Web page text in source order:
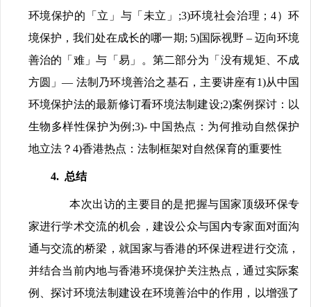
环境保护的「立」与「未立」;3)环境社会治理；4）环
境保护，我们处在成长的哪一期; 5)国际视野 – 迈向环境
善治的「难」与「易」。第二部分为「没有规矩、不成
方圆」— 法制乃环境善治之基石，主要讲座有1)从中国
环境保护法的最新修订看环境法制建设;2)案例探讨：以
生物多样性保护为例;3)- 中国热点：为何推动自然保护
地立法？4)香港热点：法制框架对自然保育的重要性
4. 总结
本次出访的主要目的是把握与国家顶级环保专
家进行学术交流的机会，建设公众与国内专家面对面沟
通与交流的桥梁，就国家与香港的环保进程进行交流，
并结合当前内地与香港环境保护关注热点，通过实际案
例、探讨环境法制建设在环境善治中的作用，以增强了